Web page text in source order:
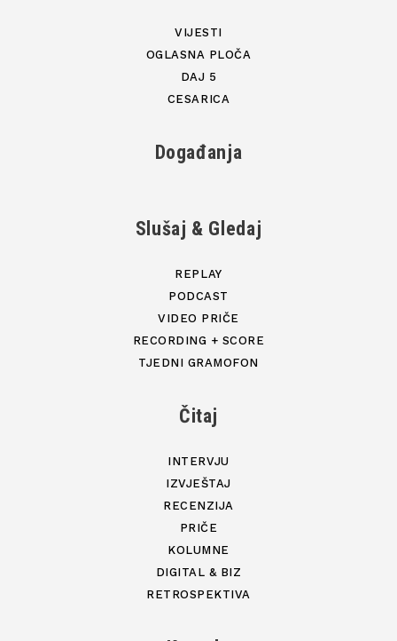
VIJESTI
OGLASNA PLOČA
DAJ 5
CESARICA
Događanja
Slušaj & Gledaj
REPLAY
PODCAST
VIDEO PRIČE
RECORDING + SCORE
TJEDNI GRAMOFON
Čitaj
INTERVJU
IZVJEŠTAJ
RECENZIJA
PRIČE
KOLUMNE
DIGITAL & BIZ
RETROSPEKTIVA